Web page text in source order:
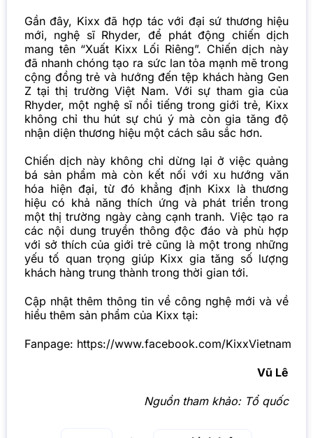
Gần đây, Kixx đã hợp tác với đại sứ thương hiệu
mới, nghệ sĩ Rhyder, để phát động chiến dịch
mang tên “Xuất Kixx Lối Riêng”. Chiến dịch này
đã nhanh chóng tạo ra sức lan tỏa mạnh mẽ trong
cộng đồng trẻ và hướng đến tệp khách hàng Gen
Z tại thị trường Việt Nam. Với sự tham gia của
Rhyder, một nghệ sĩ nổi tiếng trong giới trẻ, Kixx
không chỉ thu hút sự chú ý mà còn gia tăng độ
nhận diện thương hiệu một cách sâu sắc hơn.
Chiến dịch này không chỉ dừng lại ở việc quảng
bá sản phẩm mà còn kết nối với xu hướng văn
hóa hiện đại, từ đó khẳng định Kixx là thương
hiệu có khả năng thích ứng và phát triển trong
một thị trường ngày càng cạnh tranh. Việc tạo ra
các nội dung truyền thông độc đáo và phù hợp
với sở thích của giới trẻ cũng là một trong những
yếu tố quan trọng giúp Kixx gia tăng số lượng
khách hàng trung thành trong thời gian tới.
Cập nhật thêm thông tin về công nghệ mới và về
hiểu thêm sản phẩm của Kixx tại:
Fanpage: https://www.facebook.com/KixxVietnam
Vũ Lê
Nguồn tham khảo: Tổ quốc